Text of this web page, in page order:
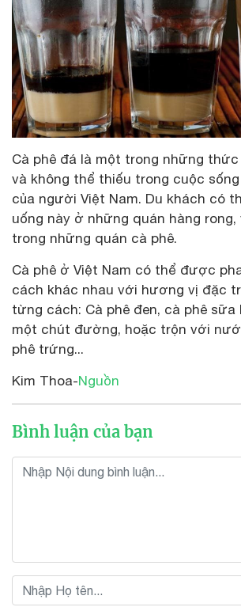
Cà phê đá là một trong những thức
và không thể thiếu trong cuộc
của người Việt Nam. Du khách có
uống này ở những quán hàng rong,
trong những quán cà phê.
Cà phê ở Việt Nam có thể được
cách khác nhau với hương vị đặc
từng cách: Cà phê đen, cà phê sữa
một chút đường, hoặc trộn với
phê trứng...
Kim Thoa-Nguồn
Bình luận của bạn